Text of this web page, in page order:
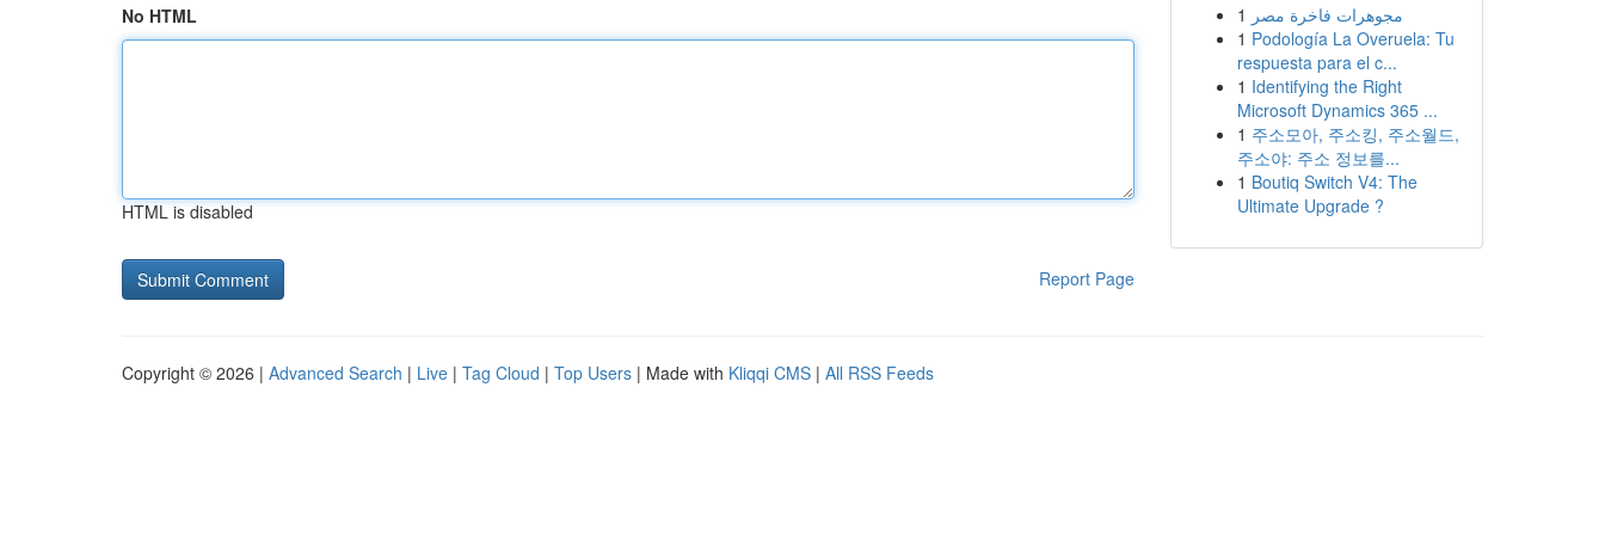
No HTML
HTML is disabled
Report Page
1 مجوهرات فاخرة مصر
1 Podología La Overuela: Tu
respuesta para el c...
1 Identifying the Right
Microsoft Dynamics 365 ...
1 주소모아, 주소킹, 주소월드,
주소야: 주소 정보를...
1 Boutiq Switch V4: The
Ultimate Upgrade ?
Copyright © 2026 | Advanced Search | Live | Tag Cloud | Top Users | Made with Kliqqi CMS | All RSS Feeds